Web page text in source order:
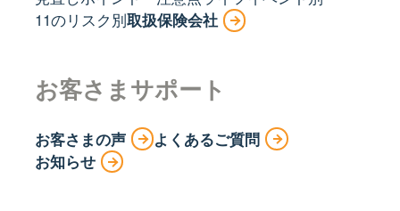
11のリスク別取扱保険会社
お客さまサポート
お客さまの声
よくあるご質問
お知らせ